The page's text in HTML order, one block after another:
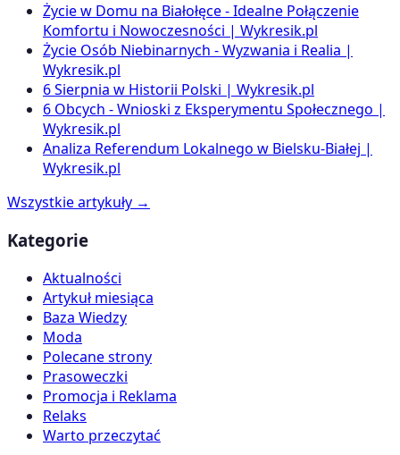
Życie w Domu na Białołęce - Idealne Połączenie
Komfortu i Nowoczesności | Wykresik.pl
Życie Osób Niebinarnych - Wyzwania i Realia |
Wykresik.pl
6 Sierpnia w Historii Polski | Wykresik.pl
6 Obcych - Wnioski z Eksperymentu Społecznego |
Wykresik.pl
Analiza Referendum Lokalnego w Bielsku-Białej |
Wykresik.pl
Wszystkie artykuły →
Kategorie
Aktualności
Artykuł miesiąca
Baza Wiedzy
Moda
Polecane strony
Prasoweczki
Promocja i Reklama
Relaks
Warto przeczytać